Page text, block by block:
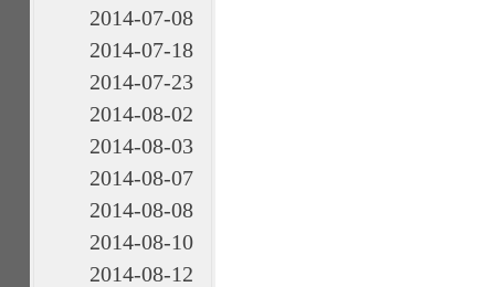
2014-07-08
2014-07-18
2014-07-23
2014-08-02
2014-08-03
2014-08-07
2014-08-08
2014-08-10
2014-08-12